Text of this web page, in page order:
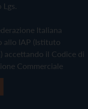
Italiana
allo IAP (Istituto
accettando il Codice di
Commerciale